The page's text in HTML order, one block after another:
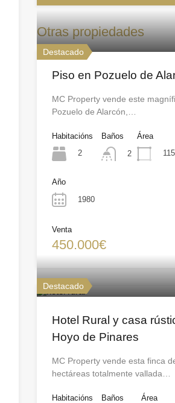
Otras propiedades
Destacado
Piso en Pozuelo de
MC Property vende este
Pozuelo de Alarcón,…
Habitacións
2
Baños
2
Área
115
Año
1980
Venta
450.000€
Destacado
Hotel Rural y casa
Hoyo de Pinares
MC Property vende esta finca
hectáreas totalmente vallada…
Habitacións
Baños
Área